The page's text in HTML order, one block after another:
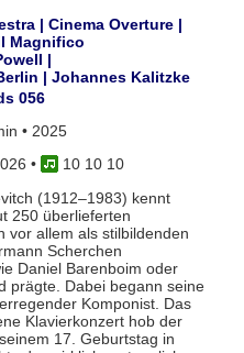
| Cinema Overture |
Magnifico
|
| Johannes Kalitzke
056
• 2025
•
10 10 10
(1912–1983) kennt
250 überlieferten
vor allem als stilbildenden
Scherchen
Daniel Barenboim oder
prägte. Dabei begann seine
Komponist. Das
Klavierkonzert hob der
17. Geburtstag in